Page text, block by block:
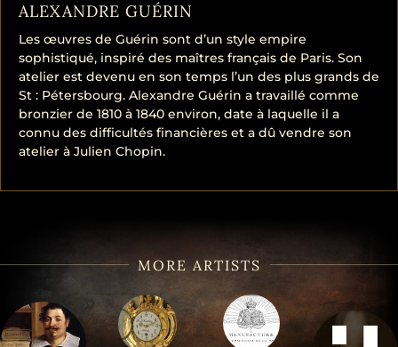
ALEXANDRE GUÉRIN
Les œuvres de Guérin sont d’un style empire
sophistiqué, inspiré des maîtres français de Paris. Son
atelier est devenu en son temps l’un des plus grands de
St : Pétersbourg. Alexandre Guérin a travaillé comme
bronzier de 1810 à 1840 environ, date à laquelle il a
connu des difficultés financières et a dû vendre son
atelier à Julien Chopin.
MORE ARTISTS